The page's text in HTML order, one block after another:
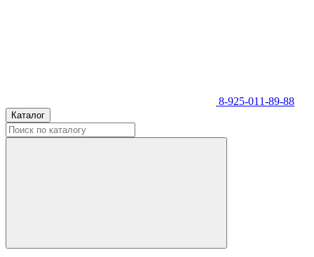
8-925-011-89-88
Каталог